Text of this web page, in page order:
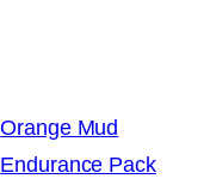
Orange Mud
Endurance Pack